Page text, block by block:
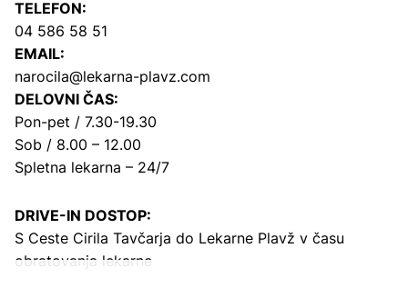
TELEFON:
04 586 58 51
EMAIL:
narocila@lekarna-plavz.com
DELOVNI ČAS:
Pon-pet / 7.30-19.30
Sob / 8.00 – 12.00
Spletna lekarna – 24/7
DRIVE-IN DOSTOP:
S Ceste Cirila Tavčarja do Lekarne Plavž v času
obratovanja lekarne